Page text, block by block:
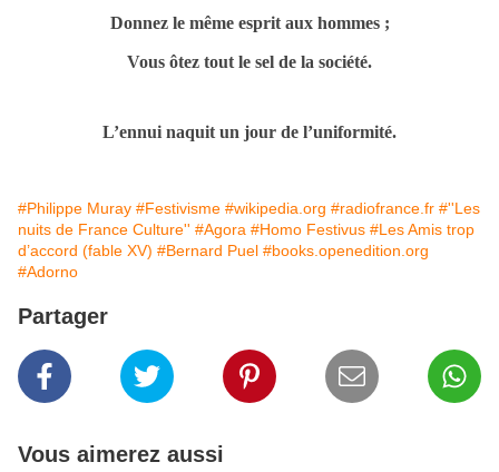
Donnez le même esprit aux hommes ;
Vous ôtez tout le sel de la société.
L’ennui naquit un jour de l’uniformité.
#Philippe Muray #Festivisme #wikipedia.org #radiofrance.fr #''Les
nuits de France Culture'' #Agora #Homo Festivus #Les Amis trop
d’accord (fable XV) #Bernard Puel #books.openedition.org
#Adorno
Partager
Vous aimerez aussi